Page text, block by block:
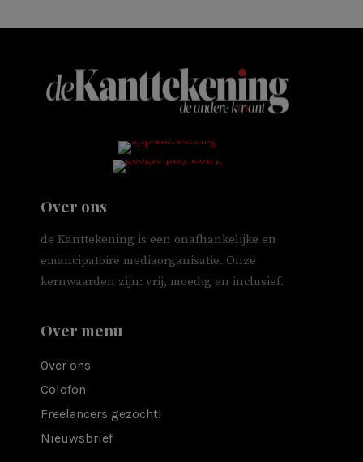
Over ons
de Kanttekening is een onafhankelijke en
emancipatoire mediaorganisatie. Onze
kernwaarden zijn: vrij, moedig en inclusief.
Over menu
Over ons
Colofon
Freelancers gezocht!
Nieuwsbrief